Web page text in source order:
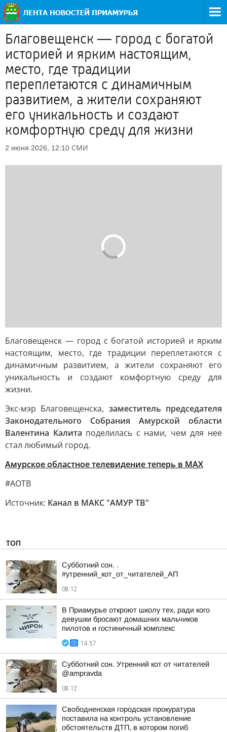
Благовещенск — город с богатой
историей и ярким настоящим,
место, где традиции
переплетаются с динамичным
развитием, а жители сохраняют
его уникальность и создают
комфортную среду для жизни
2 июня 2026, 12:10 СМИ
Благовещенск — город с богатой историей и ярким
настоящим, место, где традиции переплетаются с
динамичным развитием, а жители сохраняют его
уникальность и создают комфортную среду для
жизни.
Экс-мэр Благовещенска, заместитель председателя
Законодательного Собрания Амурской области
Валентина Калита поделилась с нами, чем для нее
стал любимый город.
Амурское областное телевидение теперь в МАХ
#АОТВ
Источник: Канал в МАКС "АМУР ТВ"
ТОП
Субботний сон. .
#утренний_кот_от_читателей_АП
08:12
В Приамурье откроют школу тех, ради кого
девушки бросают домашних мальчиков
пилотов и гостиничный комплекс
14:57
Субботний сон. Утренний кот от читателей
@ampravda
08:12
Свободненская городская прокуратура
поставила на контроль установление
обстоятельств ДТП, в котором погиб